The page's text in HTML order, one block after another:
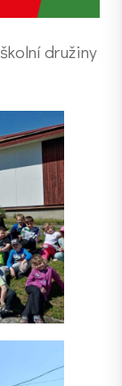
družiny